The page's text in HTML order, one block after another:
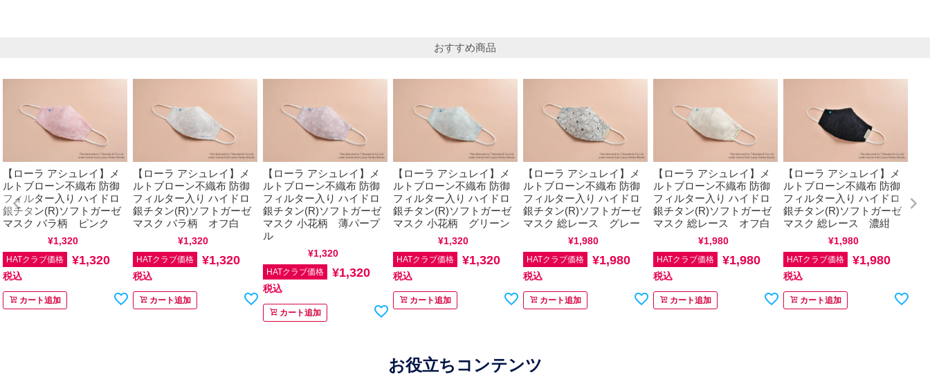
おすすめ商品
【ローラ アシュレイ】メ
ルトブローン不織布 防御
フィルター入り ハイドロ
銀チタン(R)ソフトガーゼ
マスク バラ柄 ピンク
¥1,320
HATクラブ価格 ¥1,320
税込
カート追加
【ローラ アシュレイ】メ
ルトブローン不織布 防御
フィルター入り ハイドロ
銀チタン(R)ソフトガーゼ
マスク バラ柄 オフ白
¥1,320
HATクラブ価格 ¥1,320
税込
カート追加
【ローラ アシュレイ】メ
ルトブローン不織布 防御
フィルター入り ハイドロ
銀チタン(R)ソフトガーゼ
マスク 小花柄 薄パープ
ル
¥1,320
HATクラブ価格 ¥1,320
税込
カート追加
【ローラ アシュレイ】メ
ルトブローン不織布 防御
フィルター入り ハイドロ
銀チタン(R)ソフトガーゼ
マスク 小花柄 グリーン
¥1,320
HATクラブ価格 ¥1,320
税込
カート追加
【ローラ アシュレイ】メ
ルトブローン不織布 防御
フィルター入り ハイドロ
銀チタン(R)ソフトガーゼ
マスク 総レース グレー
¥1,980
HATクラブ価格 ¥1,980
税込
カート追加
【ローラ アシュレイ】メ
ルトブローン不織布 防御
フィルター入り ハイドロ
銀チタン(R)ソフトガーゼ
マスク 総レース オフ白
¥1,980
HATクラブ価格 ¥1,980
税込
カート追加
【ローラ アシュレイ】メ
ルトブローン不織布 防御
フィルター入り ハイドロ
銀チタン(R)ソフトガーゼ
マスク 総レース 濃紺
¥1,980
HATクラブ価格 ¥1,980
税込
カート追加
お役立ちコンテンツ